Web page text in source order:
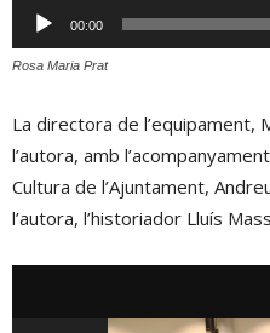
Reproductor
d'àudio
00:00
Rosa Maria Prat
La directora de l’equipament,
l’autora, amb
Cultura de l’Ajuntament,
l’autora, l’historiador Lluís